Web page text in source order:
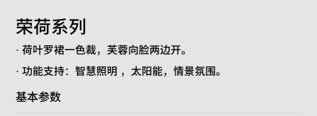
荣荷系列
· 荷叶罗裙一色裁，芙蓉向脸两边开。
· 功能支持：智慧照明 ，太阳能，情景氛围。
基本参数